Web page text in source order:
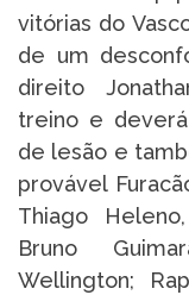
vitórias do
de um
direito
treino e
de lesão e
provável
Thiago
Bruno
Wellington;